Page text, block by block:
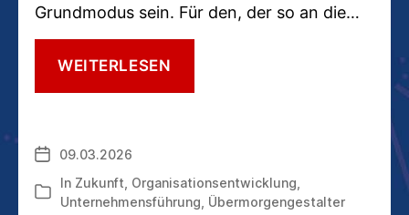
Grundmodus sein. Für den, der so an die…
WEITERLESEN
KARTENSPIEL
Veröffentlichungsdatum
09.03.2026
Kategorien
In Zukunft Organisationsentwicklung
Unternehmensführung Übermorgengestalter